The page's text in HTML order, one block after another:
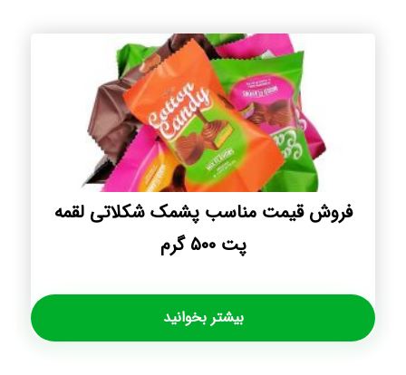
فروش قیمت مناسب پشمک شکلاتی لقمه
پت ۵۰۰ گرم
بیشتر بخوانید